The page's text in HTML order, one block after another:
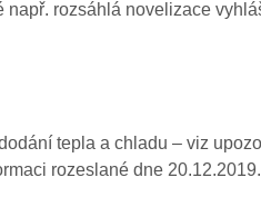
rozsáhlá novelizace
tepla a chladu – viz
rozeslané dne 20.12.2019.